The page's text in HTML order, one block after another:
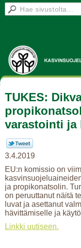
TUKES:
varastointi ja
3.4.2019
EU:n komissio on
ja propikonatsolin.
on peruuttanut näitä
luvat ja asettanut
hävittämiselle ja
Linkki uutiseen.